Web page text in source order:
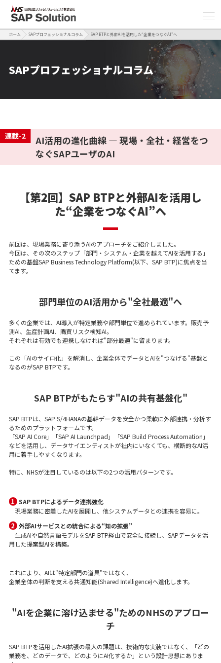
SAPプロフェッショナルコラム
ホーム SAPプロフェッショナルコラム SAP BTPと外部AIを活用した“企業をつなぐAI”へ
連載-2
AI活用の進化曲線 ― 現場・全社・経営をつ
なぐSAPユーザのAI
【第2回】SAP BTPと外部AIを活用し
た“企業をつなぐAI”へ
前回は、現場業務に寄り添うAIのアプローチをご紹介しました。
今回は、その次のステップ「部門・システム・企業を越えてAIを活用する」
ための基盤SAP Business Technology Platform(以下、SAP BTP)に焦点を当
てます。
部門単位のAI活用から"全社最適"へ
多くの企業では、AI導入が特定業務や部門単位で進められています。販売予
測AI、生産計画AI、購買リスク検知AI。
それぞれは有効でも連携しなければ"部分最適"に留まります。
この「AIのサイロ化」を解消し、企業全体でデータとAIを"つなげる"基盤と
なるのがSAP BTPです。
SAP BTPがもたらす"AIの共有基盤化"
SAP BTPは、SAP S/4HANAの基幹データを安全かつ柔軟に外部連携・分析す
るためのプラットフォームです。
「SAP AI Core」「SAP AI Launchpad」「SAP Build Process Automation」
などを活用し、データサイエンティストが社内にいなくても、横断的なAI活
用に着手しやすくなります。
特に、NHSが注目しているのは以下の2つの活用パターンです。
1 SAP BTPによるデータ連携強化
現場業務に密着したAIを展開し、他システムデータとの連携を容易に。
2 外部AIサービスとの統合による“知の拡張”
生成AIや自然言語モデルをSAP BTP経由で安全に接続し、SAPデータを活
用した提案型AIを構築。
これにより、AIは"特定部門の道具"ではなく、
企業全体の判断を支える共通知能(Shared Intelligence)へ進化します。
"AIを企業に溶け込ませる"ためのNHSのアプロー
チ
SAP BTPを活用したAI拡張の最大の課題は、技術的な実装ではなく、「どの
業務を、どのデータで、どのようにAI化するか」という設計思想にありま